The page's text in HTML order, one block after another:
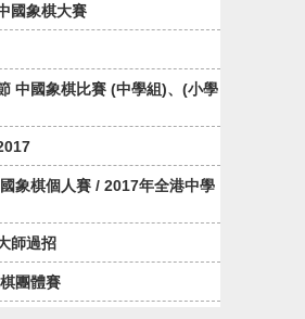
國象棋大賽
中國象棋比賽 (中學組)、(小學
象棋個人賽 / 2017年全港中學
師過招
團體賽